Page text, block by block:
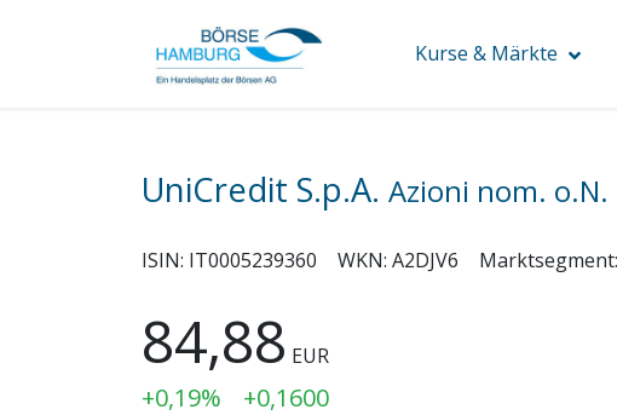
Kurse & Märkte
UniCredit S.p.A. Azioni nom. o.N.
ISIN: IT0005239360 WKN: A2DJV6 Marktsegment:
84,88 EUR
+0,19% +0,1600